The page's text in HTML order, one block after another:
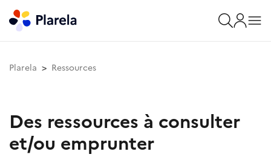
Plarela Ressources
Des ressources à consulter
et/ou emprunter